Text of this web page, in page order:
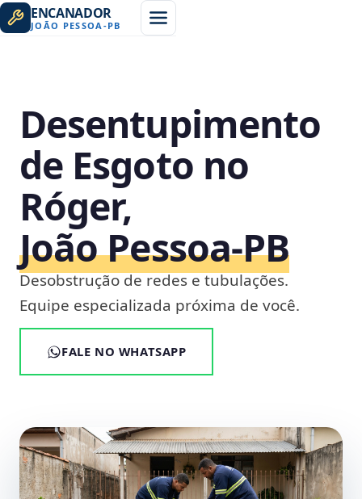
ENCANADOR
JOÃO PESSOA -PB
Desentupimento
de Esgoto no
Róger,
João Pessoa‑PB
Desobstrução de redes e tubulações.
Equipe especializada próxima de você.
FALE NO WHATSAPP